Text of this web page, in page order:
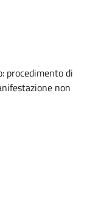
procedimento di
non